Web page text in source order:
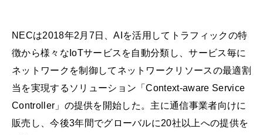
NECは2018年2月7日、AIを活用してトラフィックの特
徴から様々なIoTサービスを自動分類し、サービス毎に
ネットワークを制御してネットワークリソースの最適割
当を実現するソリューション「Context-aware Service
Controller」の提供を開始した。主に通信事業者向けに
販売し、今後3年間でグローバルに20社以上への提供を